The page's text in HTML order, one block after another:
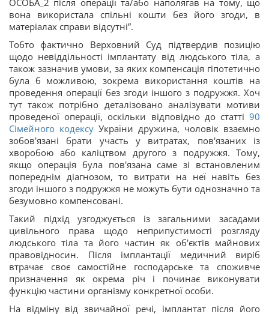
ОСОБА_2 після операції та/або наполягав на тому, що
вона використала спільні кошти без його згоди, в
матеріалах справи відсутні”.
Тобто фактично Верховний Суд підтвердив позицію
щодо невіддільності імплантату від людського тіла, а
також зазначив умови, за яких компенсація гіпотетично
була б можливою, зокрема використання коштів на
проведення операції без згоди іншого з подружжя. Хоч
тут також потрібно деталізовано аналізувати мотиви
проведеної операції, оскільки відповідно до статті 90
Сімейного кодексу України дружина, чоловік взаємно
зобов'язані брати участь у витратах, пов'язаних із
хворобою або каліцтвом другого з подружжя. Тому,
якщо операція була пов'язана саме зі встановленим
попереднім діагнозом, то витрати на неї навіть без
згоди іншого з подружжя не можуть бути однозначно та
безумовно компенсовані.
Такий підхід узгоджується із загальними засадами
цивільного права щодо неприпустимості розгляду
людського тіла та його частин як об'єктів майнових
правовідносин. Після імплантації медичний виріб
втрачає своє самостійне господарське та споживче
призначення як окрема річ і починає виконувати
функцію частини організму конкретної особи.
На відміну від звичайної речі, імплантат після його